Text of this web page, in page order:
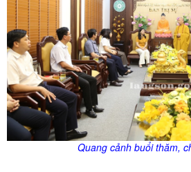
Quang cảnh buổi thăm,